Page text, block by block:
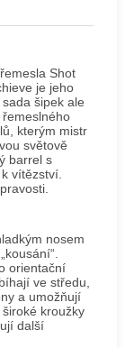
Shot
je jeho
šipek ale
kterým mistr
světově
barrel s
vítězství.
nosem
orientační
ve středu,
a umožňují
kroužky
další